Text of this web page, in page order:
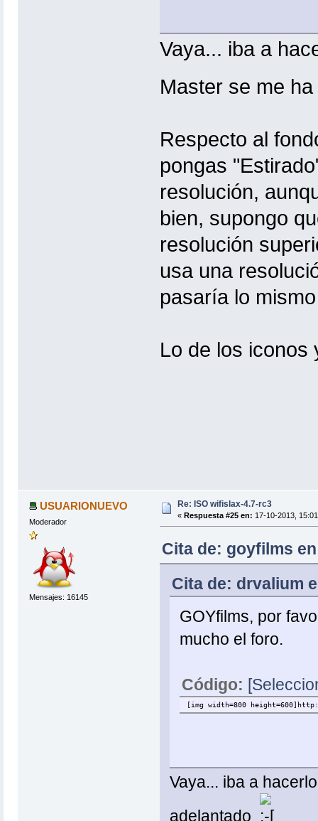
Vaya... iba a
Master se me
Respecto al
pongas
resolución,
bien, supongo
resolución
usa una
pasaría lo
Lo de los iconos
USUARIONUEVO
Moderador
Mensajes: 16145
Re: ISO wifislax-4.7-rc3
« Respuesta #25 en: 17-10-2013,
Cita de: goyfilms
Cita de: drvalium
GOYfilms, por
mucho el foro.
Código:
[img width=800
Vaya... iba a
adelantado